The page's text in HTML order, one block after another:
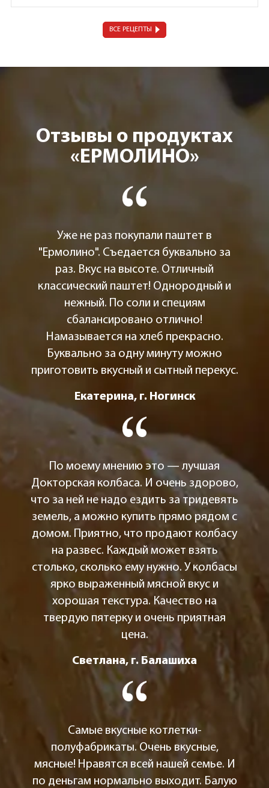
ВСЕ РЕЦЕПТЫ
Отзывы о продуктах
«ЕРМОЛИНО»
Уже не раз покупали паштет в
"Ермолино". Съедается буквально за
раз. Вкус на высоте. Отличный
классический паштет! Однородный и
нежный. По соли и специям
сбалансировано отлично!
Намазывается на хлеб прекрасно.
Буквально за одну минуту можно
приготовить вкусный и сытный перекус.
Екатерина, г. Ногинск
По моему мнению это — лучшая
Докторская колбаса. И очень здорово,
что за ней не надо ездить за тридевять
земель, а можно купить прямо рядом с
домом. Приятно, что продают колбасу
на развес. Каждый может взять
столько, сколько ему нужно. У колбасы
ярко выраженный мясной вкус и
хорошая текстура. Качество на
твердую пятерку и очень приятная
цена.
Светлана, г. Балашиха
Самые вкусные котлетки-
полуфабрикаты. Очень вкусные,
мясные! Нравятся всей нашей семье. И
по деньгам нормально выходит. Балую